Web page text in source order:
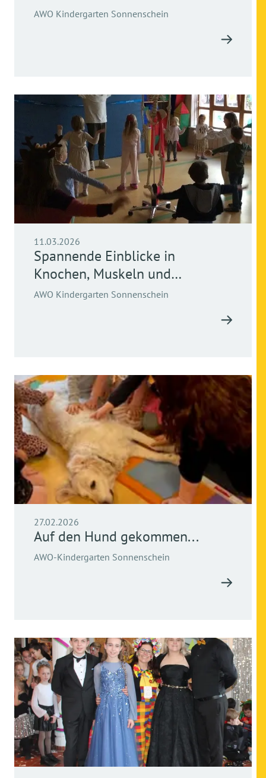
AWO Kindergarten Sonnenschein
11.03.2026
Spannende Einblicke in
Knochen, Muskeln und
Bewegung
AWO Kindergarten Sonnenschein
27.02.2026
Auf den Hund gekommen...
AWO-Kindergarten Sonnenschein